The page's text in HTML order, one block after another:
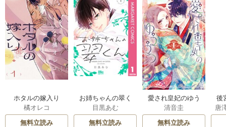
ホタルの嫁入り
橘オレコ
無料立読み
お姉ちゃんの翠く
ん
目黒あむ
無料立読み
愛され皇妃のゆう
うつ
清音圭
無料立読み
後
は
唐